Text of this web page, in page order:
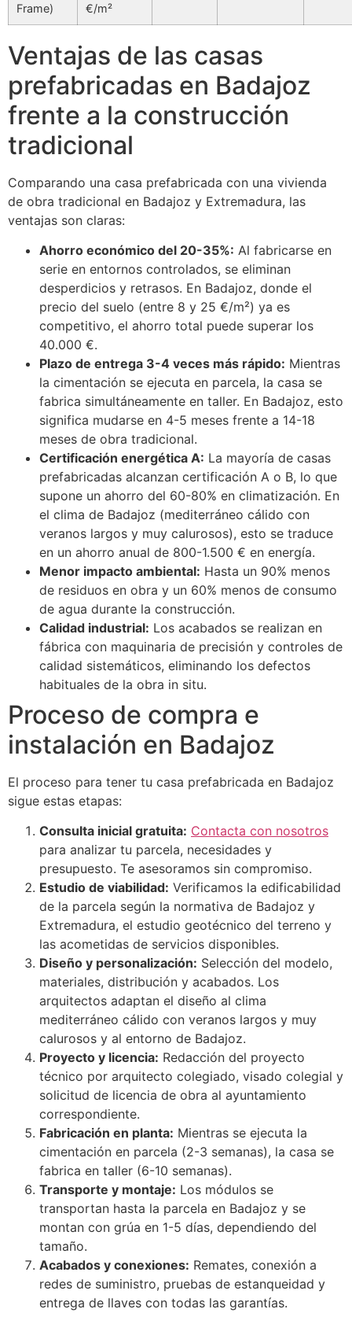
Frame)
€/m²
Ventajas de las casas
prefabricadas en Badajoz
frente a la construcción
tradicional
Comparando una casa prefabricada con una vivienda
de obra tradicional en Badajoz y Extremadura, las
ventajas son claras:
Ahorro económico del 20-35%: Al fabricarse en
serie en entornos controlados, se eliminan
desperdicios y retrasos. En Badajoz, donde el
precio del suelo (entre 8 y 25 €/m²) ya es
competitivo, el ahorro total puede superar los
40.000 €.
Plazo de entrega 3-4 veces más rápido: Mientras
la cimentación se ejecuta en parcela, la casa se
fabrica simultáneamente en taller. En Badajoz, esto
significa mudarse en 4-5 meses frente a 14-18
meses de obra tradicional.
Certificación energética A: La mayoría de casas
prefabricadas alcanzan certificación A o B, lo que
supone un ahorro del 60-80% en climatización. En
el clima de Badajoz (mediterráneo cálido con
veranos largos y muy calurosos), esto se traduce
en un ahorro anual de 800-1.500 € en energía.
Menor impacto ambiental: Hasta un 90% menos
de residuos en obra y un 60% menos de consumo
de agua durante la construcción.
Calidad industrial: Los acabados se realizan en
fábrica con maquinaria de precisión y controles de
calidad sistemáticos, eliminando los defectos
habituales de la obra in situ.
Proceso de compra e
instalación en Badajoz
El proceso para tener tu casa prefabricada en Badajoz
sigue estas etapas:
Consulta inicial gratuita: Contacta con nosotros
para analizar tu parcela, necesidades y
presupuesto. Te asesoramos sin compromiso.
Estudio de viabilidad: Verificamos la edificabilidad
de la parcela según la normativa de Badajoz y
Extremadura, el estudio geotécnico del terreno y
las acometidas de servicios disponibles.
Diseño y personalización: Selección del modelo,
materiales, distribución y acabados. Los
arquitectos adaptan el diseño al clima
mediterráneo cálido con veranos largos y muy
calurosos y al entorno de Badajoz.
Proyecto y licencia: Redacción del proyecto
técnico por arquitecto colegiado, visado colegial y
solicitud de licencia de obra al ayuntamiento
correspondiente.
Fabricación en planta: Mientras se ejecuta la
cimentación en parcela (2-3 semanas), la casa se
fabrica en taller (6-10 semanas).
Transporte y montaje: Los módulos se
transportan hasta la parcela en Badajoz y se
montan con grúa en 1-5 días, dependiendo del
tamaño.
Acabados y conexiones: Remates, conexión a
redes de suministro, pruebas de estanqueidad y
entrega de llaves con todas las garantías.